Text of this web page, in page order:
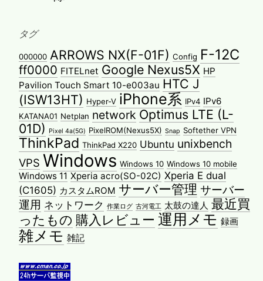
タグ
000000 ARROWS NX(F-01F) Config F-12C
ff0000 FITELnet Google Nexus5X HP
Pavilion Touch Smart 10-e003au HTC J
(ISW13HT) Hyper-V iPhone系 IPv4 IPv6
KATANA01 Netplan network Optimus LTE (L-
01D)
Pixel 4a(5G) PixelROM(Nexus5X) Snap Softether VPN
ThinkPad ThinkPad X220 Ubuntu unixbench
VPS Windows Windows 10 Windows 10 mobile
Windows 11 Xperia acro(SO-02C) Xperia E dual
(C1605) カスタムROM サーバー管理 サーバー
運用 ネットワーク 作業ログ 古河電工 太鼓の達人 最近買
ったもの 購入レビュー 運用メモ 録画
雑メモ 雑記